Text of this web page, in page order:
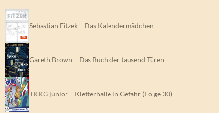
Sebastian Fitzek – Das Kalendermädchen
Gareth Brown – Das Buch der tausend Türen
TKKG junior – Kletterhalle in Gefahr (Folge 30)